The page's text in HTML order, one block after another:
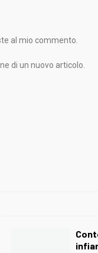
al mio commento.
di un nuovo articolo.